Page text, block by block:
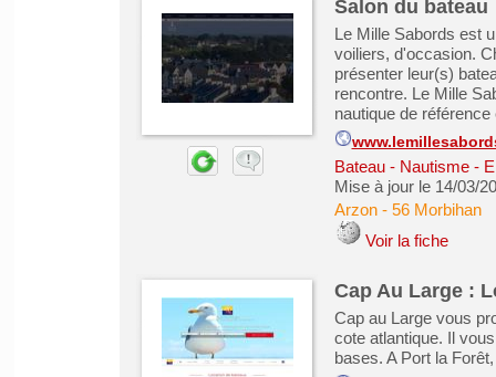
Salon du bateau
Le Mille Sabords est
voiliers, d'occasion.
présenter leur(s)
rencontre. Le Mille
nautique de
Bateau - Nautisme -
Mise à jour le 14/03/
Arzon- 56 Morbihan
Voir la fiche
Cap Au Large :
Cap au Large vous
cote atlantique. Il
bases. A Port la